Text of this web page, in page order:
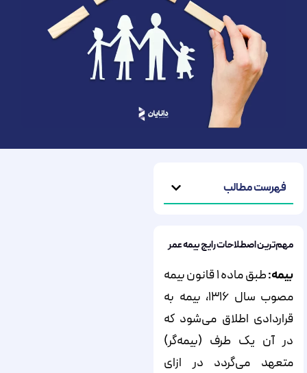
فهرست مطالب
مهم‌ترین اصطلاحات رایج بیمه عمر
بیمه:
طبق ماده ۱ قانون بیمه
مصوب سال ۱۳۱۶، بیمه به
قراردادی اطلاق می‌شود که
در آن یک طرف (بیمه‌گر)
متعهد می‌گردد در ازای